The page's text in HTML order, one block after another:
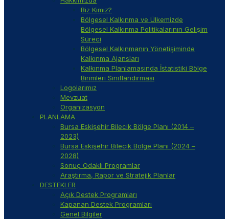
Biz Kimiz?
Bölgesel Kalkınma ve Ülkemizde
Bölgesel Kalkınma Politikalarının Gelişim
Süreci
Bölgesel Kalkınmanın Yönetişiminde
Kalkınma Ajansları
Kalkınma Planlamasında İstatistiki Bölge
Birimleri Sınıflandırması
Logolarımız
Mevzuat
Organizasyon
PLANLAMA
Bursa Eskişehir Bilecik Bölge Planı (2014 –
2023)
Bursa Eskişehir Bilecik Bölge Planı (2024 –
2028)
Sonuç Odaklı Programlar
Araştırma, Rapor ve Stratejik Planlar
DESTEKLER
Açık Destek Programları
Kapanan Destek Programları
Genel Bilgiler